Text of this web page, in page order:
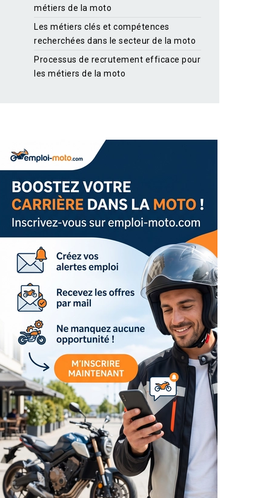
métiers de la moto
Les métiers clés et compétences
recherchées dans le secteur de la moto
Processus de recrutement efficace pour
les métiers de la moto